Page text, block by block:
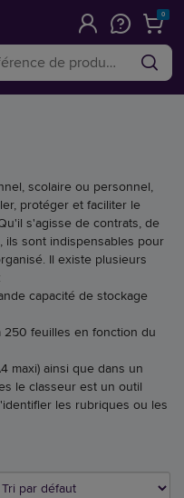
0
scolaire ou personnel,
protéger et faciliter le
s'agisse de contrats, de
sont indispensables pour
Il existe plusieurs
capacité de stockage
250 feuilles en fonction du
maxi) ainsi que dans un
le classeur est un outil
les rubriques ou les